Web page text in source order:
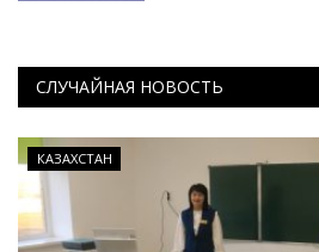
СЛУЧАЙНАЯ НОВОСТЬ
КАЗАХСТАН